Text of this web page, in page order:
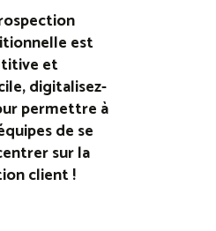
est
et
digitalisez-
permettre à
de se
sur la
client !